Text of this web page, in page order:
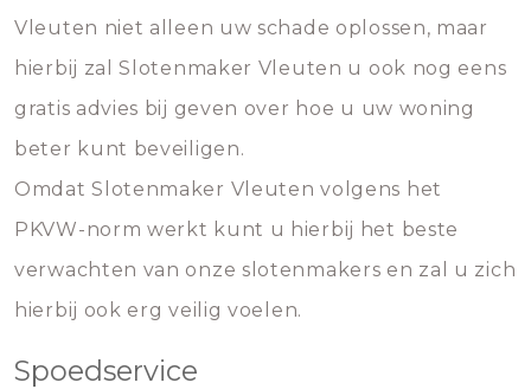
Vleuten niet alleen uw schade oplossen, maar
hierbij zal Slotenmaker Vleuten u ook nog eens
gratis advies bij geven over hoe u uw woning
beter kunt beveiligen.
Omdat Slotenmaker Vleuten volgens het
PKVW-norm werkt kunt u hierbij het beste
verwachten van onze slotenmakers en zal u zich
hierbij ook erg veilig voelen.
Spoedservice